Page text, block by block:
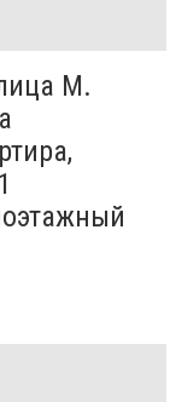
М.